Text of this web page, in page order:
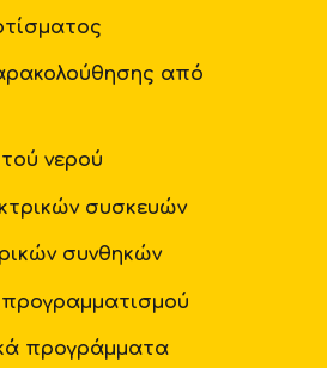
από
νερού
συσκευών
συνθηκών
προγράμματα